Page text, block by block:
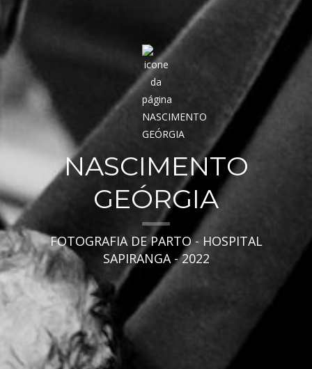
NASCIMENTO
GEÓRGIA
FOTOGRAFIA DE PARTO - HOSPITAL
SAPIRANGA - 2022